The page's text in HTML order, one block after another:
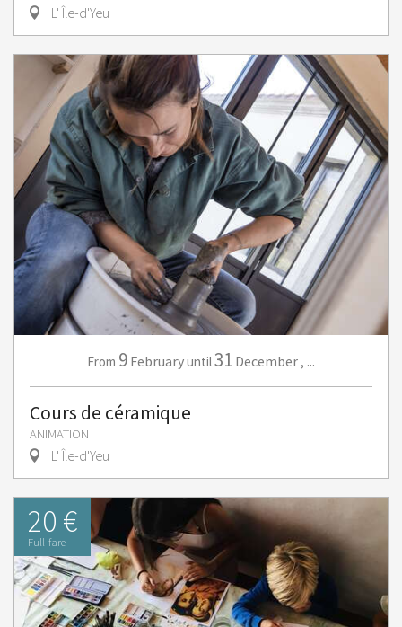
L' Île-d'Yeu
From 9 Februaryuntil31 December, ...
Cours de céramique
ANIMATION
L' Île-d'Yeu
20 €
Full-fare